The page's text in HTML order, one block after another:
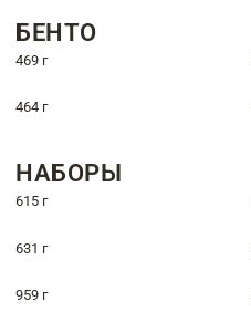
БЕНТО
469 г
464 г
НАБОРЫ
615 г
631 г
959 г